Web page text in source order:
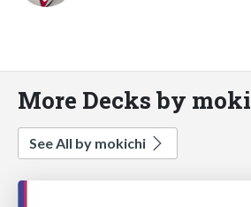
More Decks by
See All by mokichi